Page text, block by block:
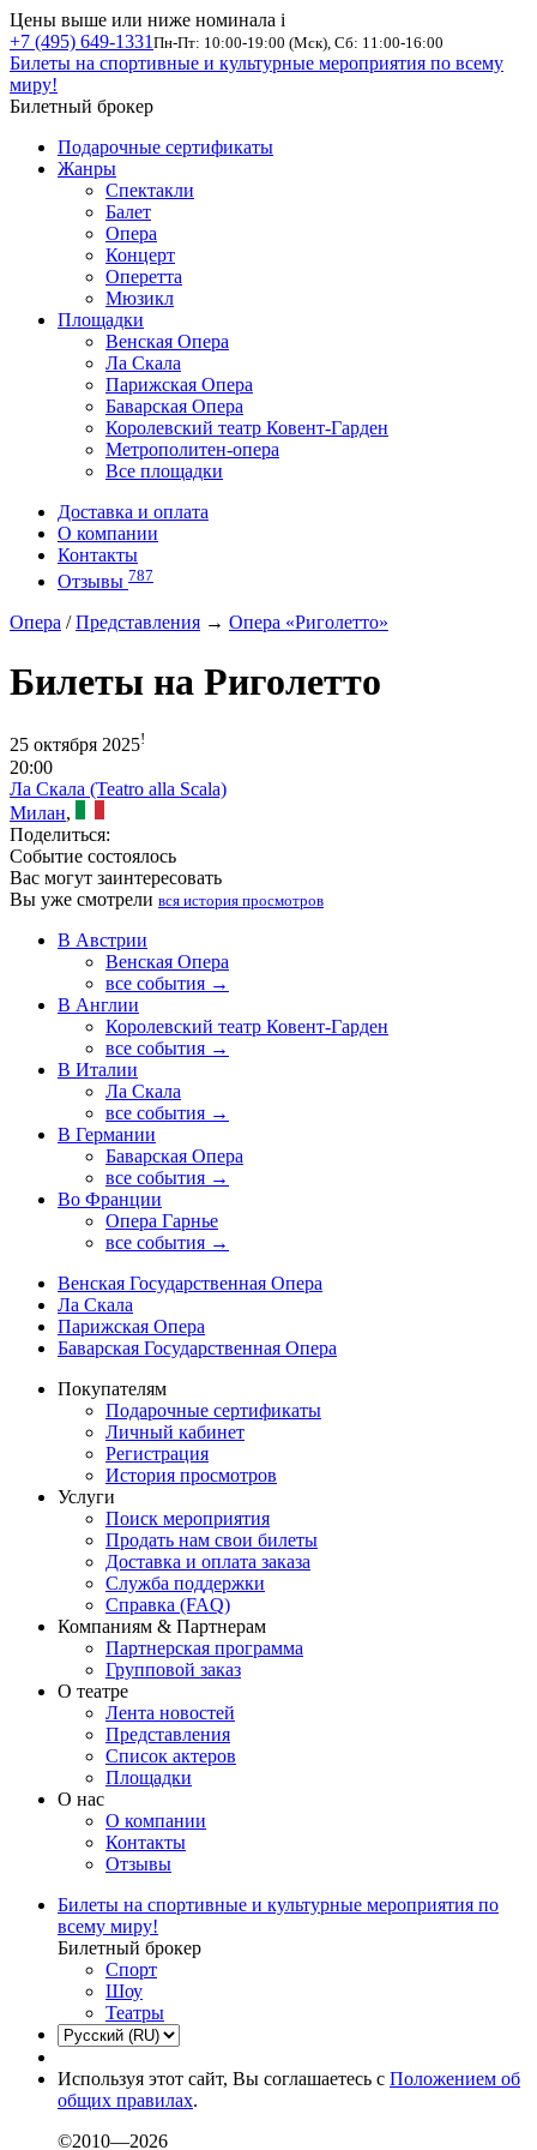
Цены выше или ниже номинала i
+7 (495) 649-1331 Пн-Пт: 10:00-19:00 (Мск), Сб: 11:00-16:00
Билеты на спортивные и культурные мероприятия по всему
миру!
Билетный брокер
Подарочные сертификаты
Жанры
Спектакли
Балет
Опера
Концерт
Оперетта
Мюзикл
Площадки
Венская Опера
Ла Скала
Парижская Опера
Баварская Опера
Королевский театр Ковент-Гарден
Метрополитен-опера
Все площадки
Доставка и оплата
О компании
Контакты
Отзывы 787
Опера /Представления → Опера «Риголетто»
Билеты на Риголетто
25 октября 2025!
20:00
Ла Скала (Teatro alla Scala)
Милан,
Поделиться:
Событие состоялось
Вас могут заинтересовать
Вы уже смотрели вся история просмотров
В Австрии
Венская Опера
все события →
В Англии
Королевский театр Ковент-Гарден
все события →
В Италии
Ла Скала
все события →
В Германии
Баварская Опера
все события →
Во Франции
Опера Гарнье
все события →
Венская Государственная Опера
Ла Скала
Парижская Опера
Баварская Государственная Опера
Покупателям
Подарочные сертификаты
Личный кабинет
Регистрация
История просмотров
Услуги
Поиск мероприятия
Продать нам свои билеты
Доставка и оплата заказа
Служба поддержки
Справка (FAQ)
Компаниям & Партнерам
Партнерская программа
Групповой заказ
О театре
Лента новостей
Представления
Список актеров
Площадки
О нас
О компании
Контакты
Отзывы
Билеты на спортивные и культурные мероприятия по
всему миру!
Билетный брокер
Спорт
Шоу
Театры
Используя этот сайт, Вы соглашаетесь с Положением об
общих правилах.
©2010—2026